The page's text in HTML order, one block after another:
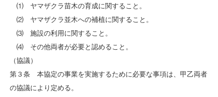
⑴ ヤマザクラ苗木の育成に関すること。
⑵ ヤマザクラ並木への補植に関すること。
⑶ 施設の利用に関すること。
⑷ その他両者が必要と認めること。
（協議）
第３条 本協定の事業を実施するために必要な事項は、甲乙両者
の協議により定める。